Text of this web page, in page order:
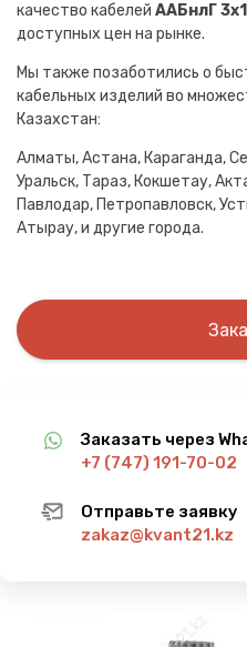
качество кабелей ААБнлГ
доступных цен на рынке.
Мы также позаботились о
кабельных изделий во
Казахстан:
Алматы, Астана, Караганда,
Уральск, Тараз, Кокшетау,
Павлодар, Петропавловск,
Атырау, и другие города.
Заказать через
+7 (747) 191-70-02
Отправьте заявку
zakaz@kvant21.kz